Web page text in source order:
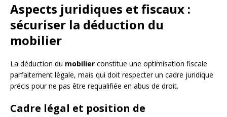
Aspects juridiques et fiscaux :
sécuriser la déduction du
mobilier
La déduction du mobilier constitue une optimisation fiscale
parfaitement légale, mais qui doit respecter un cadre juridique
précis pour ne pas être requalifiée en abus de droit.
Cadre légal et position de